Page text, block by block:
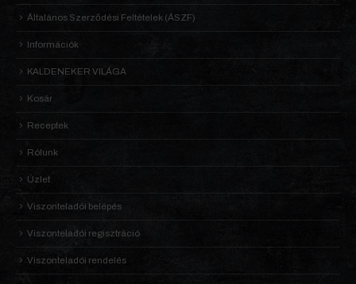
Általános Szerződési Feltételek (ÁSZF)
Információk
KALDENEKER VILÁGA
Kosár
Receptek
Rólunk
Üzlet
Viszonteladói belépés
Viszonteladói regisztráció
Viszonteladói rendelés